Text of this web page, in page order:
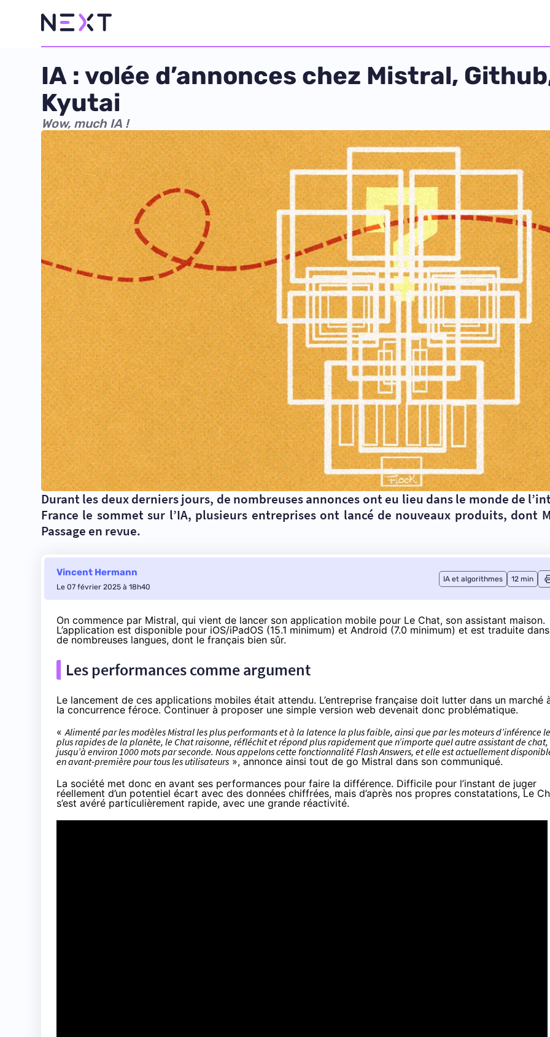
IA : volée d’annonces chez Mistral,
Kyutai
Wow, much IA !
Durant les deux derniers jours, de nombreuses annonces ont eu lieu dans le monde de
France le sommet sur l’IA, plusieurs entreprises ont lancé de nouveaux produits, dont
Passage en revue.
Vincent Hermann
Le 07 février 2025 à 18h40
IA et algorithmes 12 min
On commence par Mistral, qui vient de lancer son application mobile pour Le Chat, son assistant maison.
L’application est disponible pour iOS/iPadOS (15.1 minimum) et Android (7.0 minimum) et est traduite dans
de nombreuses langues, dont le français bien sûr.
Les performances comme argument
Le lancement de ces applications mobiles était attendu. L’entreprise française doit lutter dans un marché
la concurrence féroce. Continuer à proposer une simple version web devenait donc problématique.
«Alimenté par les modèles Mistral les plus performants et à la latence la plus faible, ainsi que par les moteurs d’inférence
plus rapides de la planète, le Chat raisonne, réfléchit et répond plus rapidement que n’importe quel autre assistant de chat,
jusqu’à environ 1000 mots par seconde. Nous appelons cette fonctionnalité Flash Answers, et elle est actuellement
en avant-première pour tous les utilisateurs », annonce ainsi tout de go Mistral dans son communiqué.
La société met donc en avant ses performances pour faire la différence. Difficile pour l’instant de juger
réellement d’un potentiel écart avec des données chiffrées, mais d’après nos propres constatations, Le
s’est avéré particulièrement rapide, avec une grande réactivité.